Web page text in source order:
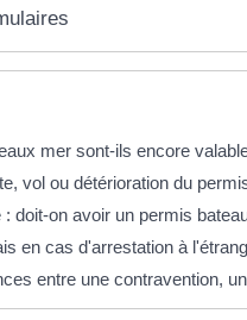
mer sont-ils encore
vol ou détérioration du
doit-on avoir un permis
en cas d'arrestation à
entre une contravention,